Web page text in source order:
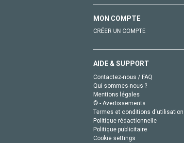
MON COMPTE
CRÉER UN COMPTE
AIDE & SUPPORT
Contactez-nous / FAQ
Qui sommes-nous ?
Mentions légales
© - Avertissements
Termes et conditions d'utilisation
Politique rédactionnelle
Politique publicitaire
Cookie settings